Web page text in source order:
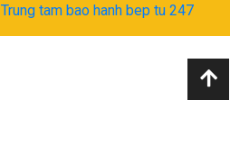
Trung tam bao hanh bep tu 247